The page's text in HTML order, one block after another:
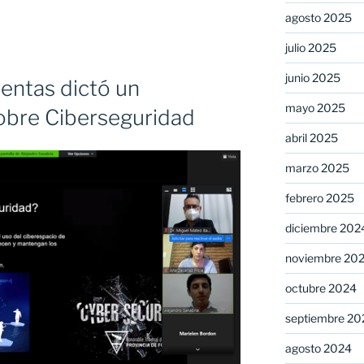
dictó un
Ciberseguridad
agosto 2025
julio 2025
junio 2025
mayo 2025
abril 2025
marzo 2025
febrero 2025
diciembre
noviembre
octubre 2024
septiembre
agosto 2024